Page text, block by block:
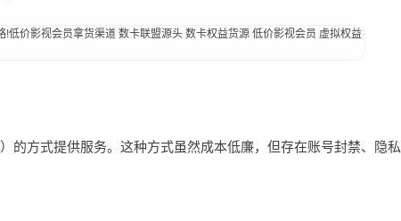
的方式提供服务。这种方式虽然成本低廉，但存在账号封禁、隐私